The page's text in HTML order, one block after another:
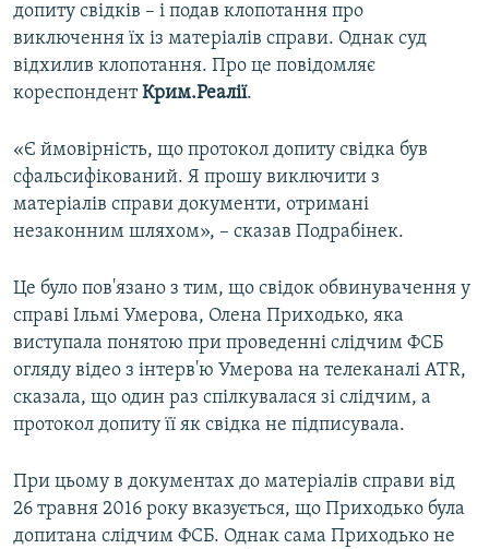
допиту свідків – і подав клопотання про
виключення їх із матеріалів справи. Однак суд
відхилив клопотання. Про це повідомляє
кореспондентКрим.Реалії.
«Є ймовірність, що протокол допиту свідка був
сфальсифікований. Я прошу виключити з
матеріалів справи документи, отримані
незаконним шляхом», – сказав Подрабінек.
Це було пов'язано з тим, що свідок обвинувачення у
справі Ільмі Умерова, Олена Приходько, яка
виступала понятою при проведенні слідчим ФСБ
огляду відео з інтерв'ю Умерова на телеканалі ATR,
сказала, що один раз спілкувалася зі слідчим, а
протокол допиту її як свідка не підписувала.
При цьому в документах до матеріалів справи від
26 травня 2016 року вказується, що Приходько була
допитана слідчим ФСБ. Однак сама Приходько не